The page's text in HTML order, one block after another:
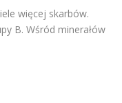
więcej skarbów.
B. Wśród minerałów